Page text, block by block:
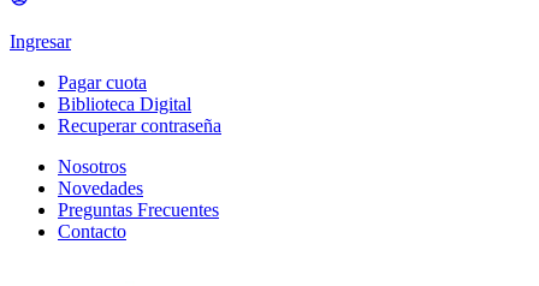
Ingresar
Pagar cuota
Biblioteca Digital
Recuperar contraseña
Nosotros
Novedades
Preguntas Frecuentes
Contacto